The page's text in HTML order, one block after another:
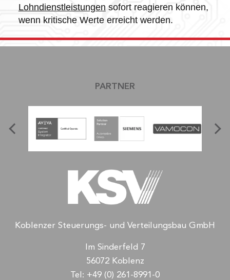
Lohndienstleistungen sofort reagieren können,
wenn kritische Werte erreicht werden.
PARTNER
Koblenzer Steuerungs- und Verteilungsbau GmbH
Im Sinderfeld 7
56072 Koblenz
Tel: +49 (0) 261-8991-0